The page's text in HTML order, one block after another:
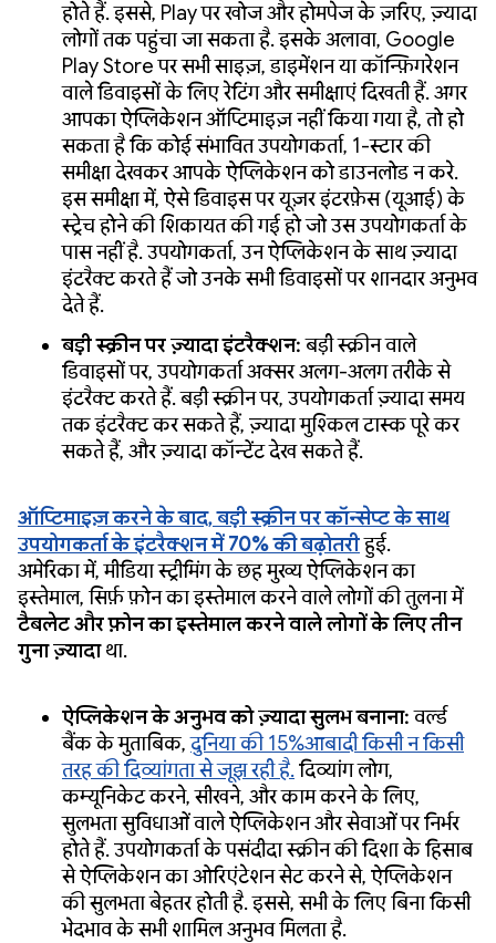
होते हैं. इससे, Play पर खोज और होमपेज के ज़रिए, ज़्यादा
लोगों तक पहुंचा जा सकता है. इसके अलावा, Google
Play Store पर सभी साइज़, डाइमेंशन या कॉन्फ़िगरेशन
वाले डिवाइसों के लिए रेटिंग और समीक्षाएं दिखती हैं. अगर
आपका ऐप्लिकेशन ऑप्टिमाइज़ नहीं किया गया है, तो हो
सकता है कि कोई संभावित उपयोगकर्ता, 1-स्टार की
समीक्षा देखकर आपके ऐप्लिकेशन को डाउनलोड न करे.
इस समीक्षा में, ऐसे डिवाइस पर यूज़र इंटरफ़ेस (यूआई) के
स्ट्रेच होने की शिकायत की गई हो जो उस उपयोगकर्ता के
पास नहीं है. उपयोगकर्ता, उन ऐप्लिकेशन के साथ ज़्यादा
इंटरैक्ट करते हैं जो उनके सभी डिवाइसों पर शानदार अनुभव
देते हैं.
बड़ी स्क्रीन पर ज़्यादा इंटरैक्शन:बड़ी स्क्रीन वाले
डिवाइसों पर, उपयोगकर्ता अक्सर अलग-अलग तरीके से
इंटरैक्ट करते हैं. बड़ी स्क्रीन पर, उपयोगकर्ता ज़्यादा समय
तक इंटरैक्ट कर सकते हैं, ज़्यादा मुश्किल टास्क पूरे कर
सकते हैं, और ज़्यादा कॉन्टेंट देख सकते हैं.
ऑप्टिमाइज़ करने के बाद, बड़ी स्क्रीन पर कॉन्सेप्ट के साथ
उपयोगकर्ता के इंटरैक्शन में 70% की बढ़ोतरीहुई.
अमेरिका में, मीडिया स्ट्रीमिंग के छह मुख्य ऐप्लिकेशन का
इस्तेमाल, सिर्फ़ फ़ोन का इस्तेमाल करने वाले लोगों की तुलना में
टैबलेट और फ़ोन का इस्तेमाल करने वाले लोगों के लिए तीन
गुना ज़्यादाथा.
ऐप्लिकेशन के अनुभव को ज़्यादा सुलभ बनाना:वर्ल्ड
बैंक के मुताबिक,दुनिया की 15%आबादी किसी न किसी
तरह की दिव्यांगता से जूझ रही है.दिव्यांग लोग,
कम्यूनिकेट करने, सीखने, और काम करने के लिए,
सुलभता सुविधाओं वाले ऐप्लिकेशन और सेवाओं पर निर्भर
होते हैं. उपयोगकर्ता के पसंदीदा स्क्रीन की दिशा के हिसाब
से ऐप्लिकेशन का ओरिएंटेशन सेट करने से, ऐप्लिकेशन
की सुलभता बेहतर होती है. इससे, सभी के लिए बिना किसी
भेदभाव के सभी शामिल अनुभव मिलता है.